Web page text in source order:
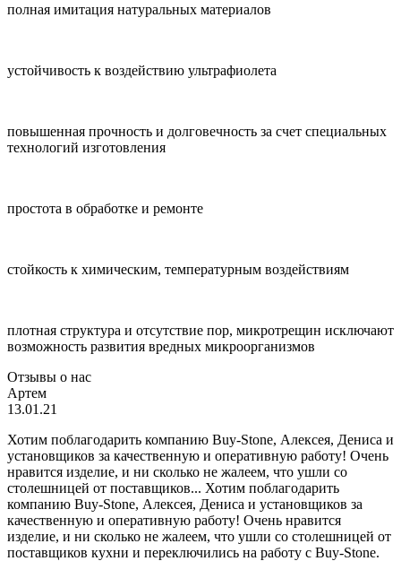
полная имитация натуральных материалов
устойчивость к воздействию ультрафиолета
повышенная прочность и долговечность за счет специальных
технологий изготовления
простота в обработке и ремонте
стойкость к химическим, температурным воздействиям
плотная структура и отсутствие пор, микротрещин исключают
возможность развития вредных микроорганизмов
Отзывы о нас
Артем
13.01.21
Хотим поблагодарить компанию Buy-Stone, Алексея, Дениса и
установщиков за качественную и оперативную работу! Очень
нравится изделие, и ни сколько не жалеем, что ушли со
столешницей от поставщиков... Хотим поблагодарить
компанию Buy-Stone, Алексея, Дениса и установщиков за
качественную и оперативную работу! Очень нравится
изделие, и ни сколько не жалеем, что ушли со столешницей от
поставщиков кухни и переключились на работу с Buy-Stone.